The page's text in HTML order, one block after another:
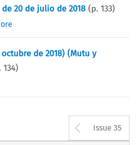
de 20 de julio de 2018 (p.133)
octubre de 2018) (Mutu y
134)
Arrow
Issue 35